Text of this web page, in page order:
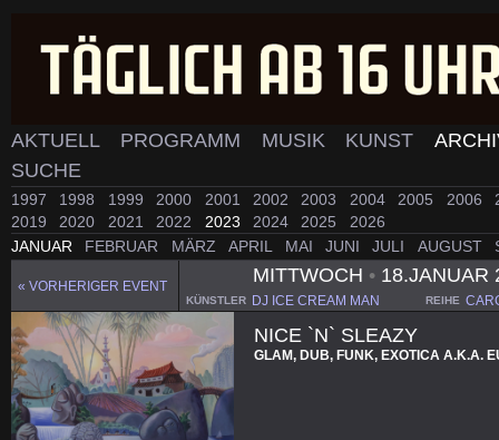
AKTUELL PROGRAMM MUSIK KUNST
SUCHE
1997 1998 1999 2000 2001 2002 2003 2004 2005 2006
2019
2020 2021 2022 2023 2024 2025
2026
JANUAR
FEBRUAR MÄRZ APRIL MAI JUNI JULI AUGUST
« VORHERIGER EVENT
MITTWOCH •18.JANUAR
KÜNSTLER DJ ICE CREAM MAN REIHE
NICE `N` SLEAZY
GLAM, DUB, FUNK, EXOTICA A.K.A.